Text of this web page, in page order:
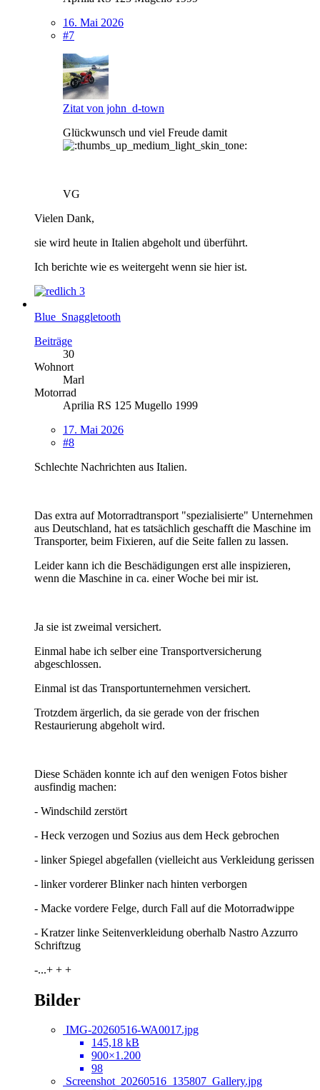
16. Mai 2026
#7
Zitat von john_d-town
Glückwunsch und viel Freude damit
VG
Vielen Dank,
sie wird heute in Italien abgeholt und überführt.
Ich berichte wie es weitergeht wenn sie hier ist.
3
Blue_Snaggletooth
Beiträge
30
Wohnort
Marl
Motorrad
Aprilia RS 125 Mugello 1999
17. Mai 2026
#8
Schlechte Nachrichten aus Italien.
Das extra auf Motorradtransport "spezialisierte" Unternehmen
aus Deutschland, hat es tatsächlich geschafft die Maschine im
Transporter, beim Fixieren, auf die Seite fallen zu lassen.
Leider kann ich die Beschädigungen erst alle inspizieren,
wenn die Maschine in ca. einer Woche bei mir ist.
Ja sie ist zweimal versichert.
Einmal habe ich selber eine Transportversicherung
abgeschlossen.
Einmal ist das Transportunternehmen versichert.
Trotzdem ärgerlich, da sie gerade von der frischen
Restaurierung abgeholt wird.
Diese Schäden konnte ich auf den wenigen Fotos bisher
ausfindig machen:
- Windschild zerstört
- Heck verzogen und Sozius aus dem Heck gebrochen
- linker Spiegel abgefallen (vielleicht aus Verkleidung gerissen
- linker vorderer Blinker nach hinten verborgen
- Macke vordere Felge, durch Fall auf die Motorradwippe
- Kratzer linke Seitenverkleidung oberhalb Nastro Azzurro
Schriftzug
-...+ + +
Bilder
IMG-20260516-WA0017.jpg
145,18 kB
900×1.200
98
Screenshot_20260516_135807_Gallery.jpg